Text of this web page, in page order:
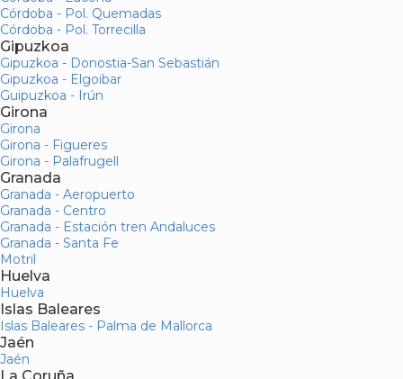
Córdoba - Pol. Quemadas
Córdoba - Pol. Torrecilla
Gipuzkoa
Gipuzkoa - Donostia-San Sebastián
Gipuzkoa - Elgoibar
Guipuzkoa - Irún
Girona
Girona
Girona - Figueres
Girona - Palafrugell
Granada
Granada - Aeropuerto
Granada - Centro
Granada - Estación tren Andaluces
Granada - Santa Fe
Motril
Huelva
Huelva
Islas Baleares
Islas Baleares - Palma de Mallorca
Jaén
Jaén